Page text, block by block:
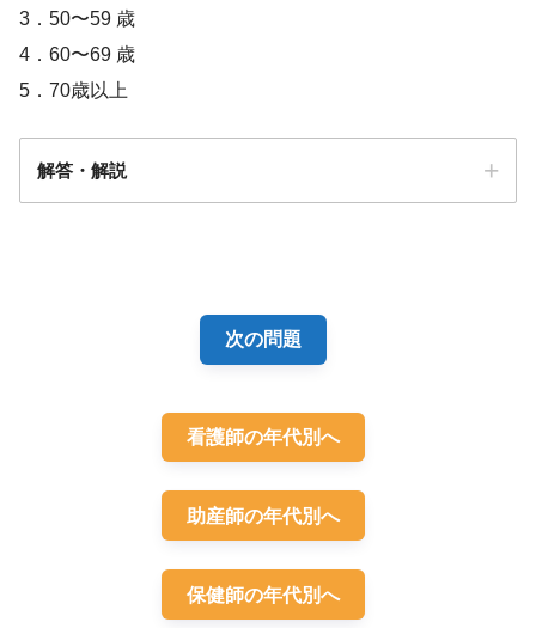
3．50〜59 歳
4．60〜69 歳
5．70歳以上
解答・解説
次の問題
看護師の年代別へ
助産師の年代別へ
保健師の年代別へ